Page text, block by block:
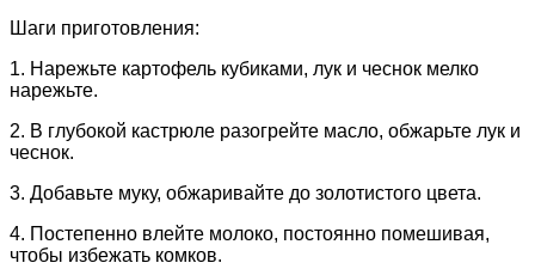
Шаги приготовления:
1. Нарежьте картофель кубиками, лук и чеснок мелко
нарежьте.
2. В глубокой кастрюле разогрейте масло, обжарьте лук и
чеснок.
3. Добавьте муку, обжаривайте до золотистого цвета.
4. Постепенно влейте молоко, постоянно помешивая,
чтобы избежать комков.